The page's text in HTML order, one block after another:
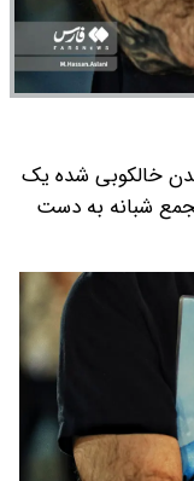
خالکوبی شده یک
شبانه به دست